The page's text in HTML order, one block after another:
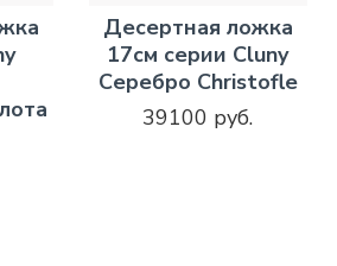
Десертная ложка
17см серии Cluny
Серебро Christofle
39100 руб.